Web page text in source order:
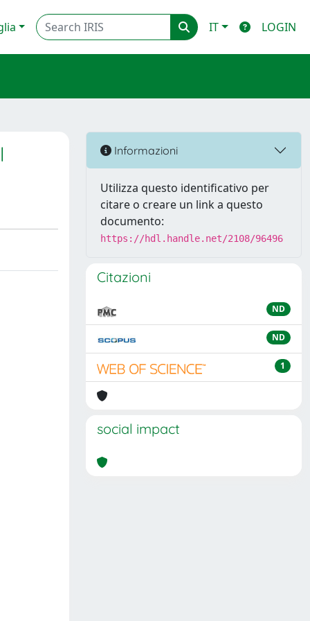
IT LOGIN
Informazioni
Utilizza questo identificativo per
citare o creare un link a questo
documento:
https://hdl.handle.net/2108/96496
Citazioni
ND
ND
1
social impact